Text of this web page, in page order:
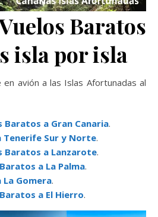
Baratos
isla por isla
avión a las Islas Afortunadas al
Baratos a Gran Canaria.
Tenerife Sur y Norte.
Baratos a Lanzarote.
a La Palma.
Gomera.
a El Hierro.